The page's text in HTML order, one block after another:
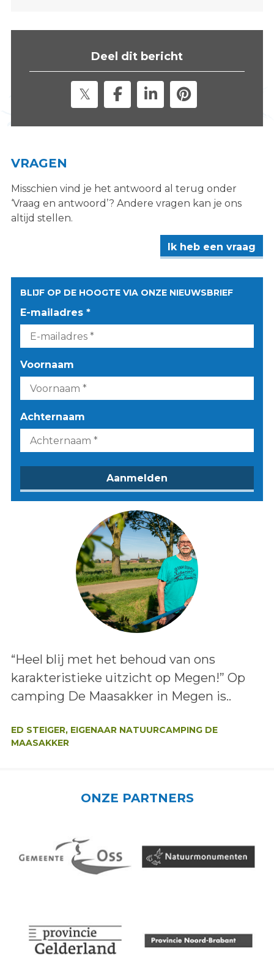
Deel dit bericht
VRAGEN
Misschien vind je het antwoord al terug onder
‘Vraag en antwoord’? Andere vragen kan je ons
altijd stellen.
Ik heb een vraag
BLIJF OP DE HOOGTE VIA ONZE NIEUWSBRIEF
E-mailadres *
Voornaam
Achternaam
Lees het bericht:
“Heel blij met het behoud van ons
karakteristieke uitzicht op Megen!” Op
camping De Maasakker in Megen is..
ED STEIGER, EIGENAAR NATUURCAMPING DE
MAASAKKER
ONZE PARTNERS